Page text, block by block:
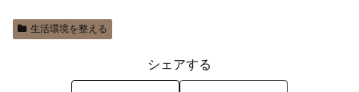
生活環境を整える
シェアする